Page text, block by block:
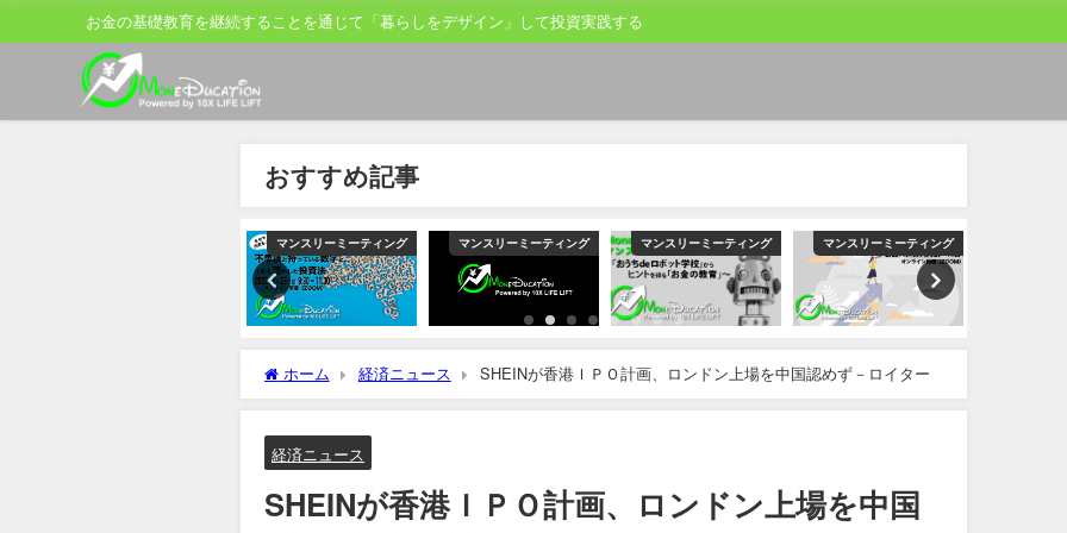
お金の基礎教育を継続することを通じて「暮らしをデザイン」して投資実践する
おすすめ記事
マンスリーミーティング マンスリーミーティング マンスリーミーティング マンスリーミーティング
ホーム 経済ニュース SHEINが香港ＩＰＯ計画、ロンドン上場を中国認めず－ロイター
経済ニュース
SHEINが香港ＩＰＯ計画、ロンドン上場を中国